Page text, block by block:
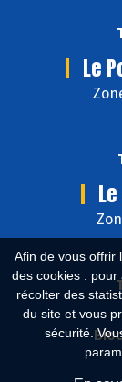
Afin de vous offrir
des cookies :
récolter des
du site et vous
sécurité.
Le